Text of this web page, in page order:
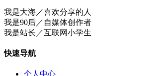
我是大海／喜欢分享的人
我是90后／自媒体创作者
我是站长／互联网小学生
快速导航
个人中心